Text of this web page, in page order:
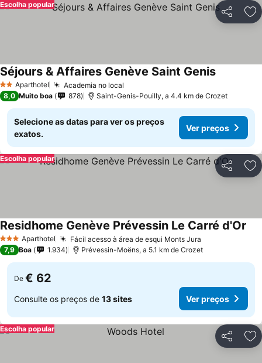
Partilhar
Escolha popular
2 EstrelasAparthotel Academia no local
Séjours & Affaires Genève Saint Genis
8,0 Muito boa 878 Saint-Genis-Pouilly, a 4.4 km de Crozet
Selecione as datas para ver os preços
exatos.
Ver preços
Partilhar
Escolha popular
3 EstrelasAparthotel Fácil acesso à área de esqui Monts Jura
Residhome Genève Prévessin Le Carré d'Or
7,9 Boa 1.934 Prévessin-Moëns, a 5.1 km de Crozet
De € 62
Consulte os preços de 13 sites Ver preços
Partilhar
Escolha popular